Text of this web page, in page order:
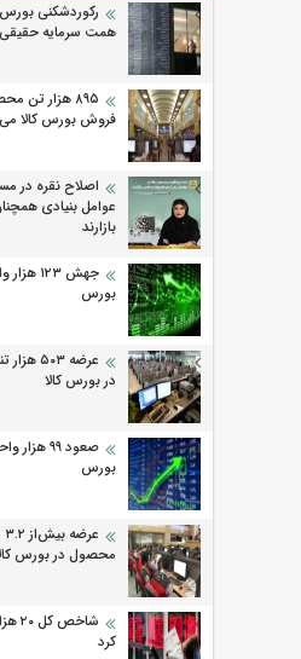
همت سرمایه حقیقی
۸۹۵ هزار تن
فروش بورس کالا
اصلاح نقره در
عوامل بنیادی
بازارند
جهش
بورس
عرضه
در بورس کالا
صعود ۹۹
بورس
محصول در بورس
کرد